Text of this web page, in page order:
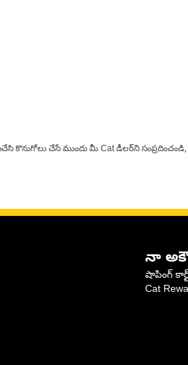
చేసే ముందు మీ Cat డీలర్‌ని సంప్రదించండి,
నా
షాపింగ్
Cat